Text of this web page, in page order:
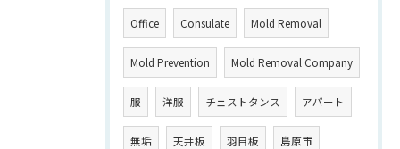
Office Consulate Mold Removal
Mold Prevention Mold Removal Company
服 洋服 チェストタンス アパート
無垢 天井板 羽目板 島原市